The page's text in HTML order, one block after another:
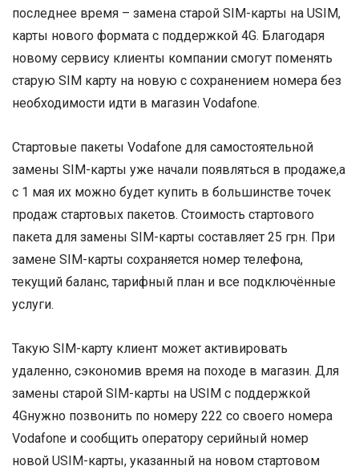
последнее время – замена старой SIM-карты на USIM,
карты нового формата с поддержкой 4G. Благодаря
новому сервису клиенты компании смогут поменять
старую SIM карту на новую с сохранением номера без
необходимости идти в магазин Vodafone.
Стартовые пакеты Vodafone для самостоятельной
замены SIM-карты уже начали появляться в продаже,а
с 1 мая их можно будет купить в большинстве точек
продаж стартовых пакетов. Стоимость стартового
пакета для замены SIM-карты составляет 25 грн. При
замене SIM-карты сохраняется номер телефона,
текущий баланс, тарифный план и все подключённые
услуги.
Такую SIM-карту клиент может активировать
удаленно, сэкономив время на походе в магазин. Для
замены старой SIM-карты на USIM с поддержкой
4Gнужно позвонить по номеру 222 со своего номера
Vodafone и сообщить оператору серийный номер
новой USIM-карты, указанный на новом стартовом